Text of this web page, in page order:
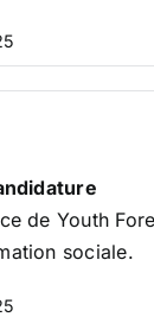
de Youth
sociale.